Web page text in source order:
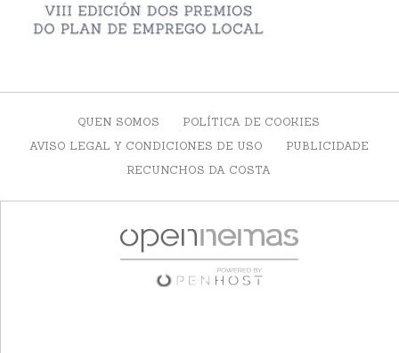
QUEN SOMOS
POLÍTICA DE COOKIES
AVISO LEGAL Y CONDICIONES DE USO
PUBLICIDADE
RECUNCHOS DA COSTA